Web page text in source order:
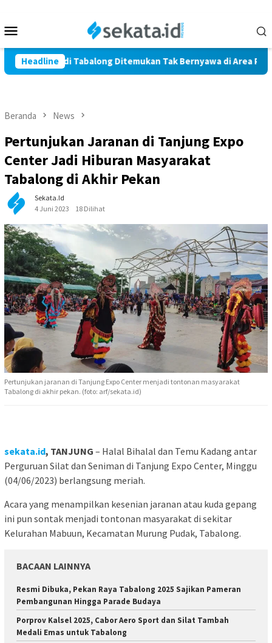
konten
Mobile
Headline
Marindi Tabalong Ditemukan Tak Bernyawa di Area
Beranda News
Pertunjukan Jaranan di Tanjung Expo
Center Jadi Hiburan Masyarakat
Tabalong di Akhir Pekan
Sekata.id
4 Juni 2023
18 Dilihat
Pertunjukan jaranan di Tanjung Expo Center menjadi tontonan masyarakat
Tabalong di akhir pekan. (foto: arf/sekata.id)
sekata.id, TANJUNG – Halal Bihalal dan Temu Kadang antar
Perguruan Silat dan Seniman di Tanjung Expo Center, Minggu
(04/06/2023) berlangsung meriah.
Acara yang menampilkan kesenian jaranan atau kuda gepang
ini pun sontak menjadi tontonan masyarakat di sekitar
Kelurahan Mabuun, Kecamatan Murung Pudak, Tabalong.
BACAAN LAINNYA
Resmi Dibuka, Pekan Raya Tabalong 2025 Sajikan Pameran
Pembangunan Hingga Parade Budaya
Porprov Kalsel 2025, Cabor Aero Sport dan Silat Tambah
Medali Emas untuk Tabalong